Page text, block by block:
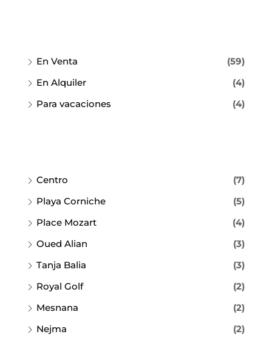
En Venta
(59)
En Alquiler
(4)
Para vacaciones
(4)
Centro
(7)
Playa Corniche
(5)
Place Mozart
(4)
Oued Alian
(3)
Tanja Balia
(3)
Royal Golf
(2)
Mesnana
(2)
Nejma
(2)